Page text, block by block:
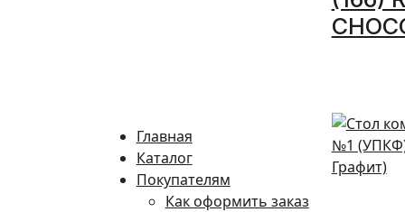
Главная
Каталог
Покупателям
Как оформить заказ